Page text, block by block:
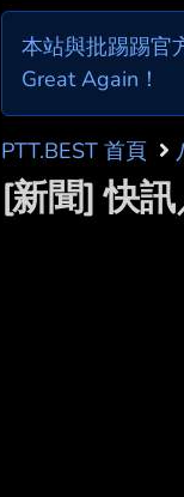
本站與批踢踢官
Great Again！
PTT.BEST 首頁
[新聞] 快